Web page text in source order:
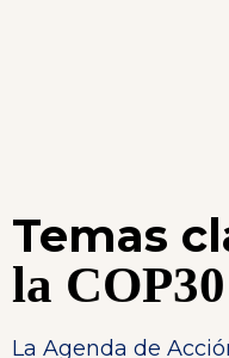
Temas
la
La Agenda de